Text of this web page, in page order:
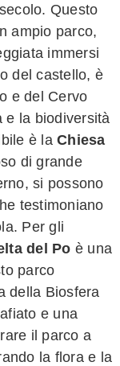
Questo
ampio parco,
immersi
del castello, è
e del Cervo
e la biodiversità
è la Chiesa
di grande
si possono
testimoniano
Per gli
del Po è una
parco
della Biosfera
e una
il parco a
la flora e la